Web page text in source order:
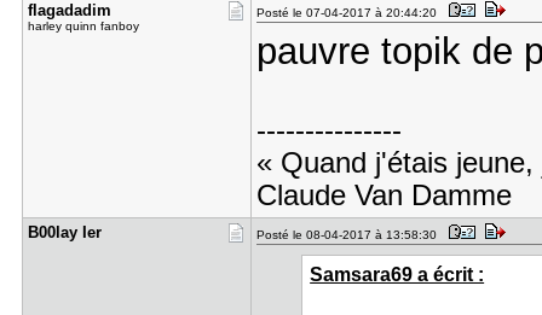
flagadadim
harley quinn fanboy
Posté le 07-04-2017 à 20:44:20
pauvre topik de
---------------
« Quand j'étais
Claude Van Damme
B00lay Ier Posté le 08-04-2017 à 13:58:30
Samsara69 a écrit :